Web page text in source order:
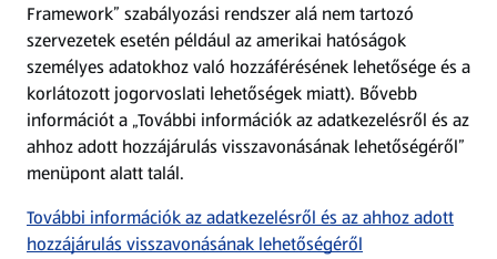
Szervizpont
(új oldalon nyílik meg)
Fedezz fel minket az interneten!
Töltsd le az ALDI Magyarország applikációt!
Framework” szabályozási rendszer alá nem tartozó
szervezetek esetén például az amerikai hatóságok
személyes adatokhoz való hozzáférésének lehetősége és a
korlátozott jogorvoslati lehetőségek miatt). Bővebb
információt a „További információk az adatkezelésről és az
ahhoz adott hozzájárulás visszavonásának lehetőségéről”
menüpont alatt talál.
További információk az adatkezelésről és az ahhoz adott
hozzájárulás visszavonásának lehetőségéről